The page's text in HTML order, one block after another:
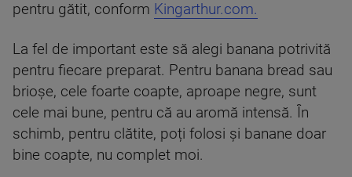
pentru gătit, conform Kingarthur.com.
La fel de important este să alegi banana potrivită
pentru fiecare preparat. Pentru banana bread sau
brioșe, cele foarte coapte, aproape negre, sunt
cele mai bune, pentru că au aromă intensă. În
schimb, pentru clătite, poți folosi și banane doar
bine coapte, nu complet moi.